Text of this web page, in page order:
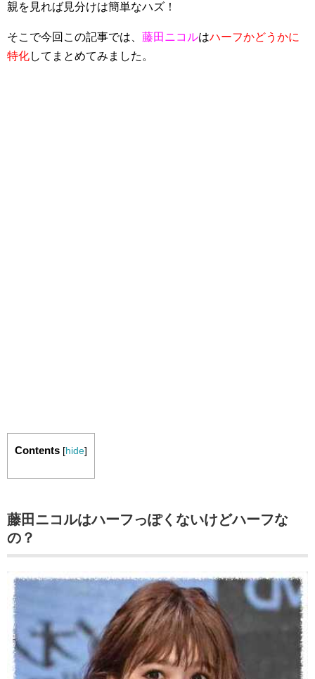
親を見れば見分けは簡単なハズ！
そこで今回この記事では、 藤田ニコルはハーフかどうかに
特化してまとめてみました。
Contents [hide]
藤田ニコルはハーフっぽくないけどハーフな
の？